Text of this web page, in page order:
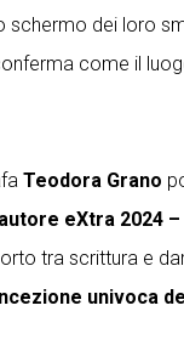
dei loro
come il
Teodora Grano
eXtra 2024
tra scrittura e
univoca